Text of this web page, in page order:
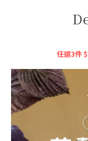
任選3件